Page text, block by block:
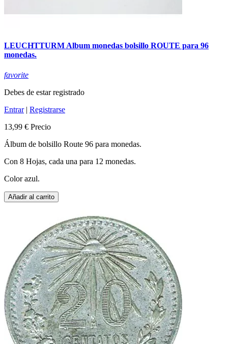
LEUCHTTURM Album monedas bolsillo ROUTE para 96
monedas.
favorite
Debes de estar registrado
Entrar| Registrarse
13,99 € Precio
Álbum de bolsillo Route 96 para monedas.
Con 8 Hojas, cada una para 12 monedas.
Color azul.
Añadir al carrito